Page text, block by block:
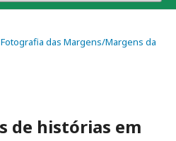
Fotografia das Margens/Margens da
de histórias em